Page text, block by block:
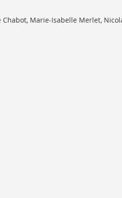
Marie-Isabelle Merlet,